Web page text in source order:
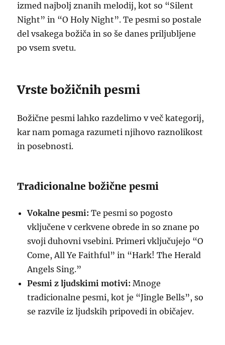
izmed najbolj znanih melodij, kot so “Silent
Night” in “O Holy Night”. Te pesmi so postale
del vsakega božiča in so še danes priljubljene
po vsem svetu.
Vrste božičnih pesmi
Božične pesmi lahko razdelimo v več kategorij,
kar nam pomaga razumeti njihovo raznolikost
in posebnosti.
Tradicionalne božične pesmi
Vokalne pesmi: Te pesmi so pogosto
vključene v cerkvene obrede in so znane po
svoji duhovni vsebini. Primeri vključujejo “O
Come, All Ye Faithful” in “Hark! The Herald
Angels Sing.”
Pesmi z ljudskimi motivi: Mnoge
tradicionalne pesmi, kot je “Jingle Bells”, so
se razvile iz ljudskih pripovedi in običajev.